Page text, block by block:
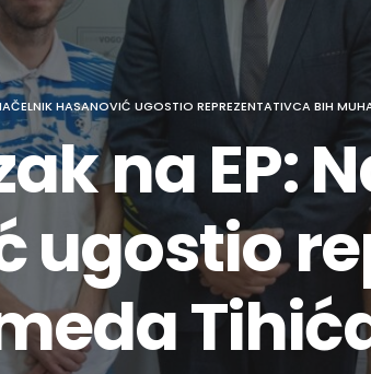
HASANOVIĆ UGOSTIO REPREZENTATIVCA BIH
na EP:
ugostio